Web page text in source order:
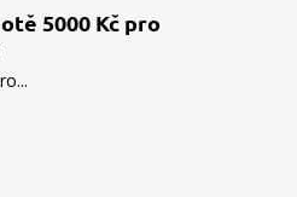
5000 Kč pro